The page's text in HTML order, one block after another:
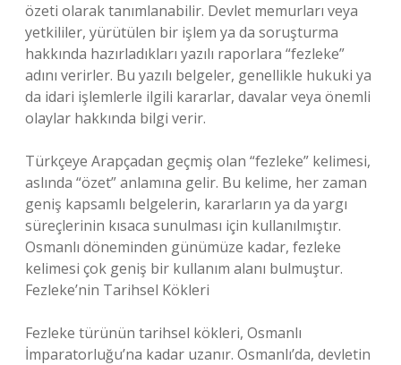
özeti olarak tanımlanabilir. Devlet memurları veya
yetkililer, yürütülen bir işlem ya da soruşturma
hakkında hazırladıkları yazılı raporlara “fezleke”
adını verirler. Bu yazılı belgeler, genellikle hukuki ya
da idari işlemlerle ilgili kararlar, davalar veya önemli
olaylar hakkında bilgi verir.
Türkçeye Arapçadan geçmiş olan “fezleke” kelimesi,
aslında “özet” anlamına gelir. Bu kelime, her zaman
geniş kapsamlı belgelerin, kararların ya da yargı
süreçlerinin kısaca sunulması için kullanılmıştır.
Osmanlı döneminden günümüze kadar, fezleke
kelimesi çok geniş bir kullanım alanı bulmuştur.
Fezleke’nin Tarihsel Kökleri
Fezleke türünün tarihsel kökleri, Osmanlı
İmparatorluğu’na kadar uzanır. Osmanlı’da, devletin